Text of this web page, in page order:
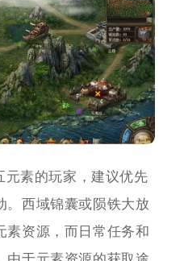
元素的玩家，建议优先
。西域锦囊或陨铁大放
素资源，而日常任务和